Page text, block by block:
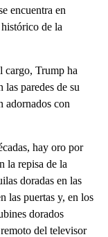
encuentra en
de la
cargo, Trump ha
paredes de su
adornados con
hay oro por
la repisa de la
doradas en las
las puertas y, en los
dorados
del televisor